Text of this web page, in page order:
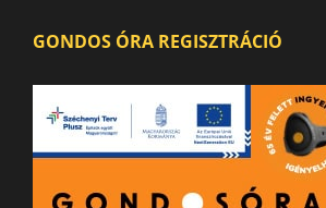
GONDOS ÓRA REGISZTRÁCIÓ